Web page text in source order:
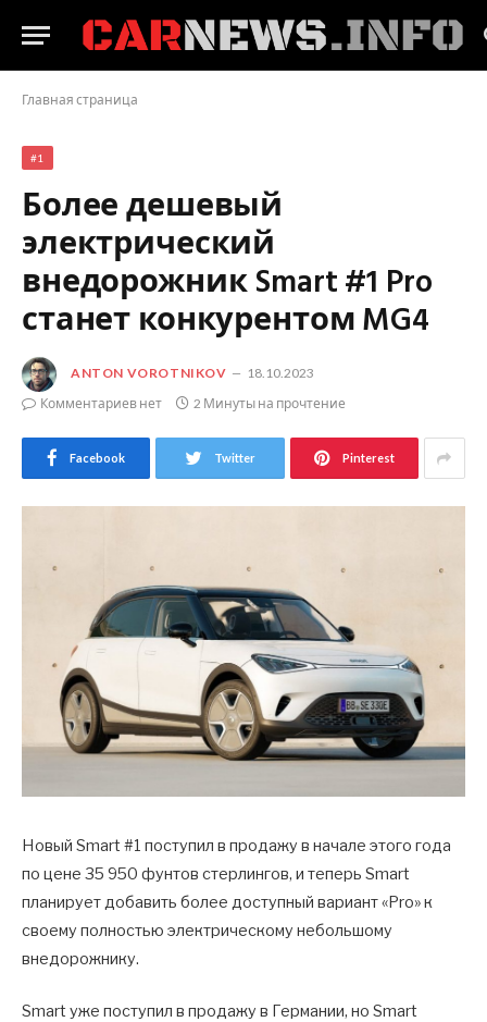
Главная страница
#1
Более дешевый
электрический
внедорожник Smart #1 Pro
станет конкурентом MG4
ANTON VOROTNIKOV
18.10.2023
Комментариев нет
2 Минуты на прочтение
Facebook Twitter Pinterest
Новый Smart #1 поступил в продажу в начале этого года
по цене 35 950 фунтов стерлингов, и теперь Smart
планирует добавить более доступный вариант «Pro» к
своему полностью электрическому небольшому
внедорожнику.
Smart уже поступил в продажу в Германии, но Smart